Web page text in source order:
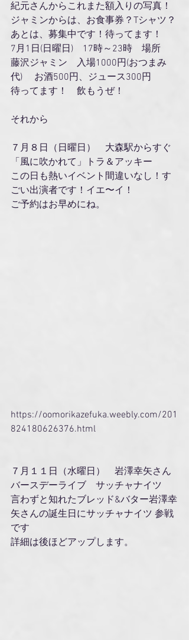
紀元さんからこれまた額入りの写真！
ジャミンからは、お食事券？Tシャツ？
あとは、募集中です！待ってます！
7月1日(日曜日)　17時～23時　場所
藤沢ジャミン　入場1000円(おつまみ
代) 　お酒500円、ジュース300円
待ってます！　飲もうぜ！
それから
７月８日（日曜日）　大森駅からすぐ
「風に吹かれて」トラ＆アッキー
この日も熱いイベント間違いなし！す
ごい出演者です！イエ〜イ！
ご予約はお早めにね。
https://oomorikazefuka.weebly.com/201
824180626376.html
７月１１日（水曜日）　岩澤幸矢さん
バースデーライブ　サッチャナイツ
言わずと知れたブレッド&バター岩澤幸
矢さんの誕生日にサッチャナイツ 参戦
です
詳細は後ほどアップします。